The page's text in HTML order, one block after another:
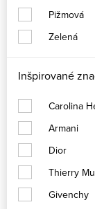
Pižmová
Zelená
Inšpirované
Carolina
Armani
Dior
Thierry
Givenchy